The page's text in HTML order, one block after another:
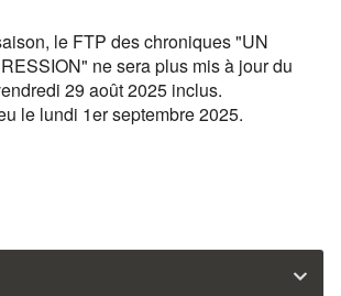
le FTP des chroniques "UN
ne sera plus mis à jour du
29 août 2025 inclus.
le lundi 1er septembre 2025.